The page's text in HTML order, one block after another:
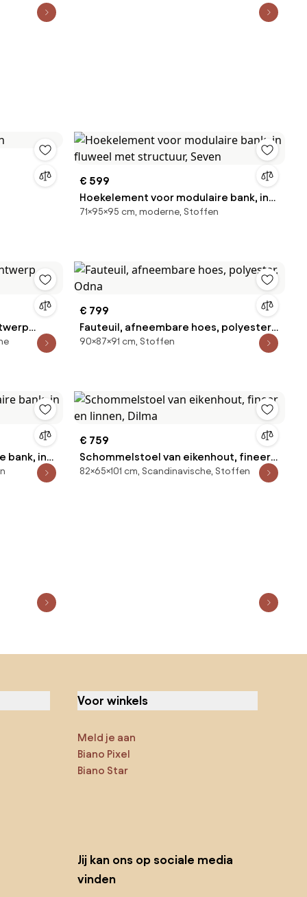
€ 599
Hoekelement voor modulaire bank, in
fluweel met structuur, Seven
71×95×95 cm, moderne, Stoffen
€ 799
Fauteuil, afneembare hoes, polyester,
Odna
90×87×91 cm, Stoffen
bank, in
€ 759
Schommelstoel van eikenhout, fineer
en linnen, Dilma
82×65×101 cm, Scandinavische, Stoffen
Voor winkels
Meld je aan
Biano Pixel
Biano Star
Jij kan ons op sociale media
vinden